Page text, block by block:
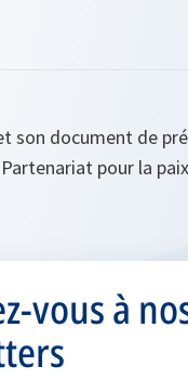
son document de
pour la
vous à